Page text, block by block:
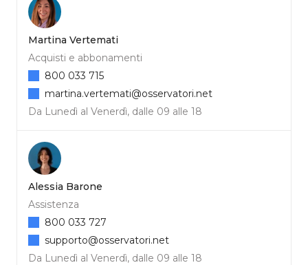
Martina Vertemati
Acquisti e abbonamenti
Da Lunedì al Venerdì, dalle 09 alle 18
800 033 715
martina.vertemati@osservatori.net
Alessia Barone
Assistenza
Da Lunedì al Venerdì, dalle 09 alle 18
800 033 727
supporto@osservatori.net